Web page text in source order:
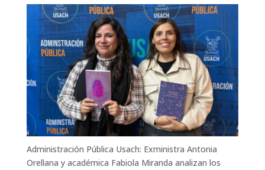
Administración Pública Usach: Exministra Antonia
Orellana y académica Fabiola Miranda analizan los